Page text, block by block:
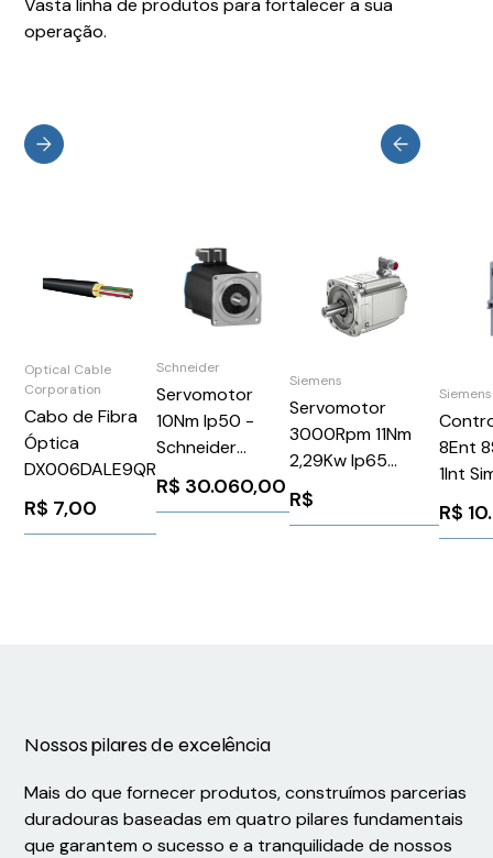
Vasta linha de produtos para fortalecer a sua
operação.
Optical Cable
Corporation
Cabo de Fibra
Óptica
DX006DALE9QR
R$ 7,00
Schneider
Servomotor
10Nm Ip50 -
Schneider
BSH1004T01A2A
R$ 30.060,00
Siemens
Servomotor
3000Rpm 11Nm
2,29Kw Ip65
1FK70632AF711CH1
Siemens 91320
R$
Siemens
8Ent
1Int
R$
Nossos pilares de excelência
Mais do que fornecer produtos, construímos parcerias
duradouras baseadas em quatro pilares fundamentais
que garantem o sucesso e a tranquilidade de nossos